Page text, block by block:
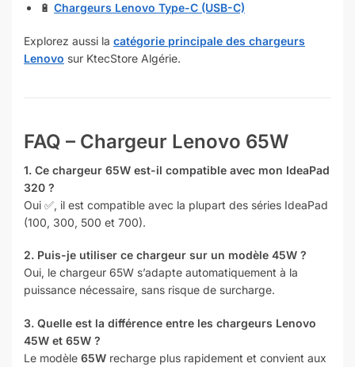
🔋 Chargeurs Lenovo Type-C (USB-C)
Explorez aussi la catégorie principale des chargeurs
Lenovo sur KtecStore Algérie.
FAQ – Chargeur Lenovo 65W
1. Ce chargeur 65W est-il compatible avec mon IdeaPad
320 ?
Oui ✅, il est compatible avec la plupart des séries IdeaPad
(100, 300, 500 et 700).
2. Puis-je utiliser ce chargeur sur un modèle 45W ?
Oui, le chargeur 65W s’adapte automatiquement à la
puissance nécessaire, sans risque de surcharge.
3. Quelle est la différence entre les chargeurs Lenovo
45W et 65W ?
Le modèle 65W recharge plus rapidement et convient aux